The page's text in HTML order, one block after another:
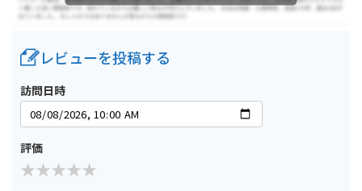
レビューを投稿する
訪問日時
評価